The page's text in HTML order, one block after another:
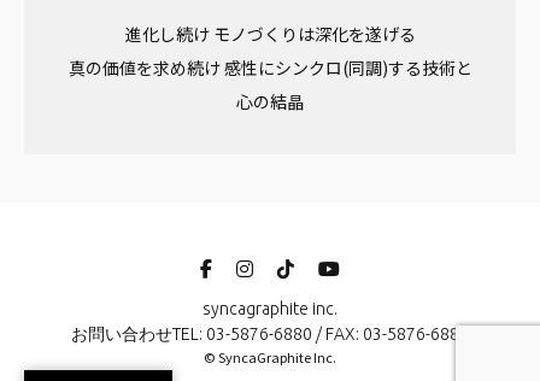
進化し続け モノづくりは深化を遂げる
真の価値を求め続け 感性にシンクロ(同調)する技術と
心の結晶
syncagraphite inc.
お問い合わせTEL: 03-5876-6880 / FAX: 03-5876-6881
© SyncaGraphite Inc.